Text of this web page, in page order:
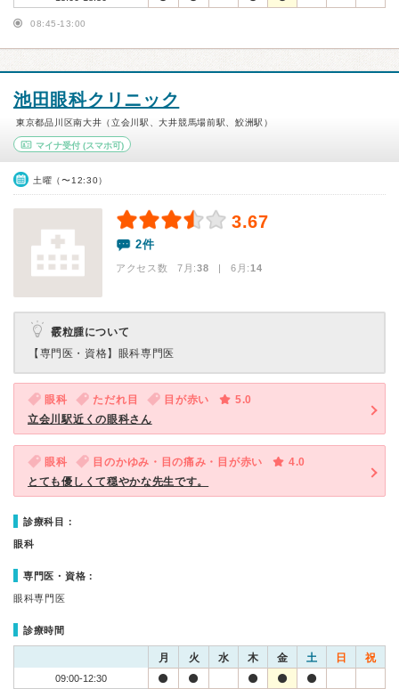
08:45-13:00
池田眼科クリニック
東京都品川区南大井（立会川駅、大井競馬場前駅、鮫洲駅）
マイナ受付 (スマホ可)
土曜（〜12:30）
3.67
2件
アクセス数 7月:38 | 6月:14
霰粒腫について
【専門医・資格】 眼科専門医
眼科 ただれ目 目が赤い
5.0
立会川駅近くの眼科さん
眼科 目のかゆみ・目の痛み・目が赤い
4.0
とても優しくて穏やかな先生です。
診療科目：
眼科
専門医・資格：
眼科専門医
診療時間
月 火 水 木 金 土 日 祝
09:00-12:30